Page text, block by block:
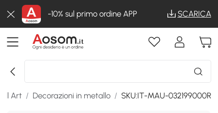
-10% sul primo ordine APP SCARICA
Art / Decorazioni in metallo / SKU:IT-MAU-032199000R